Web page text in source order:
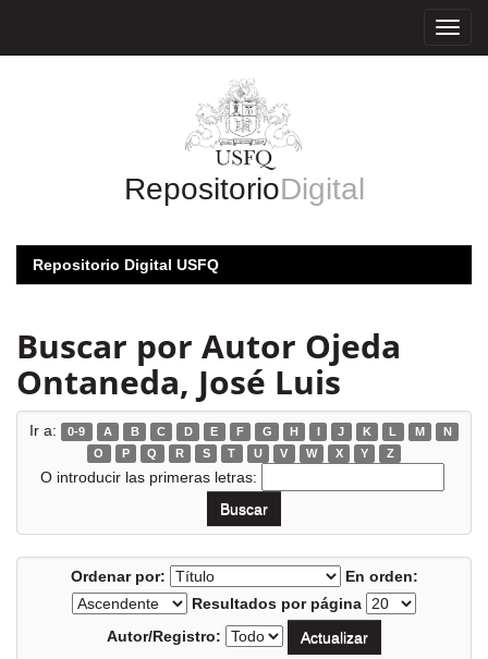
RepositorioDigital
Repositorio Digital USFQ
Buscar por Autor Ojeda
Ontaneda, José Luis
Ir a: 0-9 A B C D E F G H I J K L M
N
O
P Q R S T U V W X Y Z
O introducir las primeras letras:
Ordenar por:
En orden:
Resultados por página
Autor/Registro: